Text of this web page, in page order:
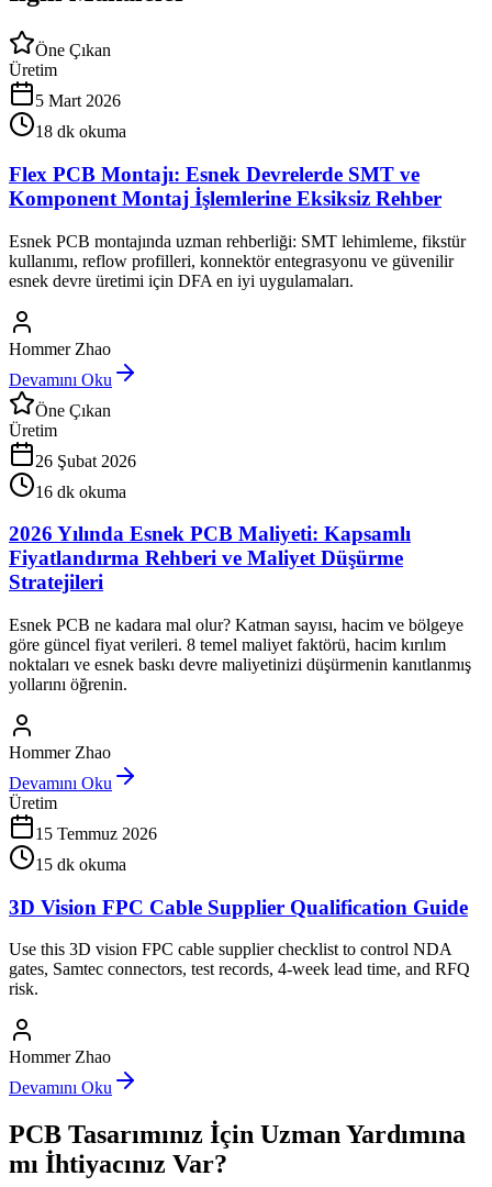
Öne Çıkan
Üretim
5 Mart 2026
18 dk okuma
Flex PCB Montajı: Esnek Devrelerde SMT ve
Komponent Montaj İşlemlerine Eksiksiz Rehber
Esnek PCB montajında uzman rehberliği: SMT lehimleme, fikstür
kullanımı, reflow profilleri, konnektör entegrasyonu ve güvenilir
esnek devre üretimi için DFA en iyi uygulamaları.
Hommer Zhao
Devamını Oku
Öne Çıkan
Üretim
26 Şubat 2026
16 dk okuma
2026 Yılında Esnek PCB Maliyeti: Kapsamlı
Fiyatlandırma Rehberi ve Maliyet Düşürme
Stratejileri
Esnek PCB ne kadara mal olur? Katman sayısı, hacim ve bölgeye
göre güncel fiyat verileri. 8 temel maliyet faktörü, hacim kırılım
noktaları ve esnek baskı devre maliyetinizi düşürmenin kanıtlanmış
yollarını öğrenin.
Hommer Zhao
Devamını Oku
Üretim
15 Temmuz 2026
15 dk okuma
3D Vision FPC Cable Supplier Qualification Guide
Use this 3D vision FPC cable supplier checklist to control NDA
gates, Samtec connectors, test records, 4-week lead time, and RFQ
risk.
Hommer Zhao
Devamını Oku
PCB Tasarımınız İçin Uzman Yardımına
mı İhtiyacınız Var?